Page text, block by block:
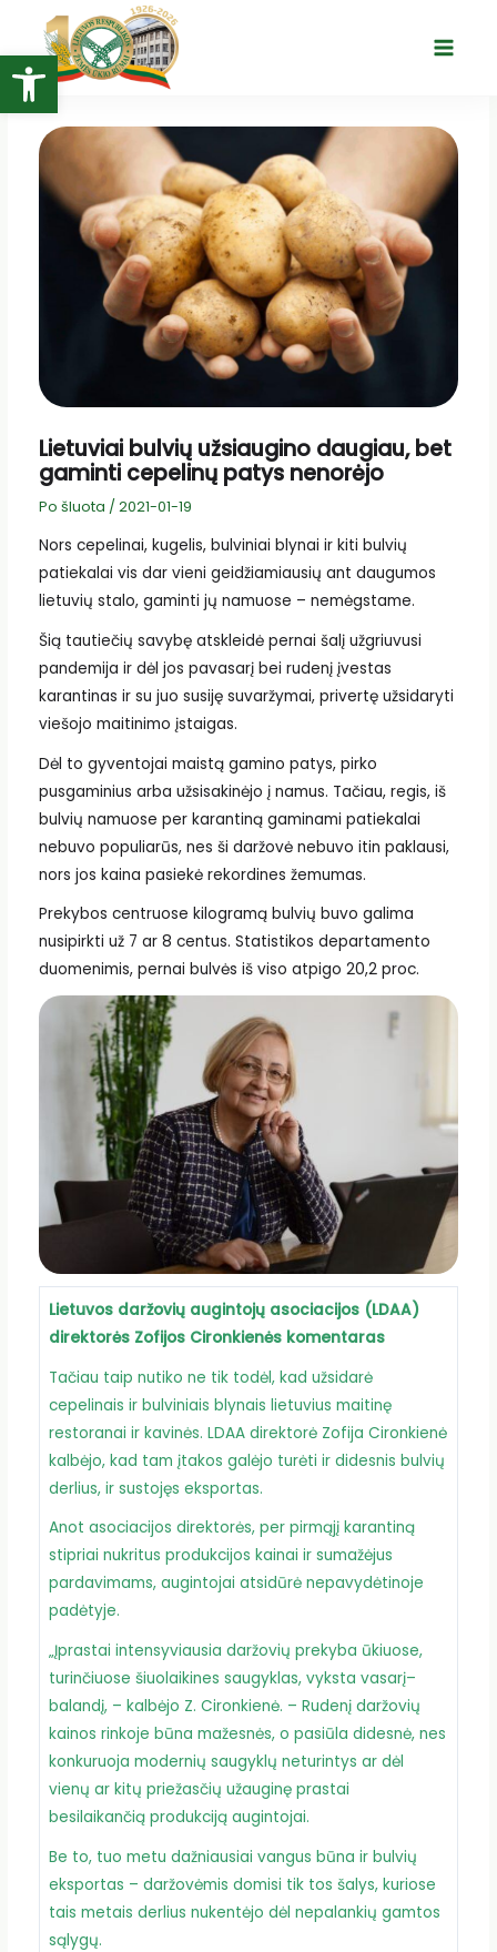
Open toolbar
turinio
Main
Lietuviai bulvių užsiaugino daugiau, bet
gaminti cepelinų patys nenorėjo
Po šluota / 2021-01-19
Nors cepelinai, kugelis, bulviniai blynai ir kiti bulvių
patiekalai vis dar vieni geidžiamiausių ant daugumos
lietuvių stalo, gaminti jų namuose – nemėgstame.
Šią tautiečių savybę atskleidė pernai šalį užgriuvusi
pandemija ir dėl jos pavasarį bei rudenį įvestas
karantinas ir su juo susiję suvaržymai, privertę užsidaryti
viešojo maitinimo įstaigas.
Dėl to gyventojai maistą gamino patys, pirko
pusgaminius arba užsisakinėjo į namus. Tačiau, regis, iš
bulvių namuose per karantiną gaminami patiekalai
nebuvo populiarūs, nes ši daržovė nebuvo itin paklausi,
nors jos kaina pasiekė rekordines žemumas.
Prekybos centruose kilogramą bulvių buvo galima
nusipirkti už 7 ar 8 centus. Statistikos departamento
duomenimis, pernai bulvės iš viso atpigo 20,2 proc.
Lietuvos daržovių augintojų asociacijos (LDAA)
direktorės Zofijos Cironkienės komentaras
Tačiau taip nutiko ne tik todėl, kad užsidarė
cepelinais ir bulviniais blynais lietuvius maitinę
restoranai ir kavinės. LDAA direktorė Zofija Cironkienė
kalbėjo, kad tam įtakos galėjo turėti ir didesnis bulvių
derlius, ir sustojęs eksportas.
Anot asociacijos direktorės, per pirmąjį karantiną
stipriai nukritus produkcijos kainai ir sumažėjus
pardavimams, augintojai atsidūrė nepavydėtinoje
padėtyje.
„Įprastai intensyviausia daržovių prekyba ūkiuose,
turinčiuose šiuolaikines saugyklas, vyksta vasarį–
balandį, – kalbėjo Z. Cironkienė. – Rudenį daržovių
kainos rinkoje būna mažesnės, o pasiūla didesnė, nes
konkuruoja modernių saugyklų neturintys ar dėl
vienų ar kitų priežasčių užauginę prastai
besilaikančią produkciją augintojai.
Be to, tuo metu dažniausiai vangus būna ir bulvių
eksportas – daržovėmis domisi tik tos šalys, kuriose
tais metais derlius nukentėjo dėl nepalankių gamtos
sąlygų.